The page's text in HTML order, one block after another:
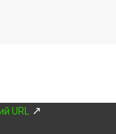
URL ↗